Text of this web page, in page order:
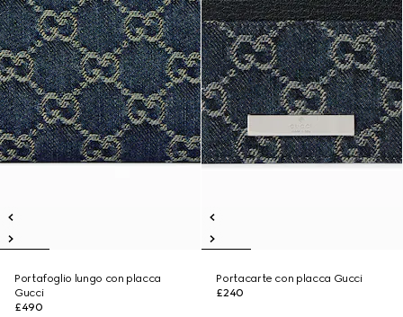
Portafoglio lungo con placca
Gucci
£490
Portacarte con placca Gucci
£240